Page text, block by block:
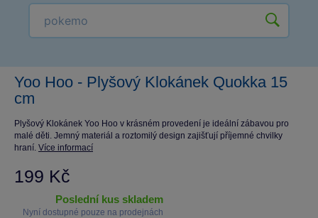
Yoo Hoo - Plyšový Klokánek Quokka 15
cm
Plyšový Klokánek Yoo Hoo v krásném provedení je ideální zábavou pro
malé děti. Jemný materiál a roztomilý design zajišťují příjemné chvilky
hraní. Více informací
199 Kč
poslední kus skladem
Nyní dostupné pouze na prodejnách